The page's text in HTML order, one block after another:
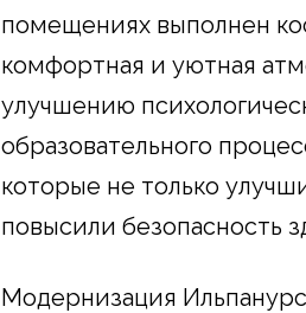
помещениях выполнен
комфортная и уютная
улучшению
образовательного
которые не только
повысили безопасность
Модернизация